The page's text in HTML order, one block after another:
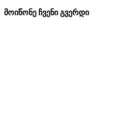
მოიწონე ჩვენი გვერდი